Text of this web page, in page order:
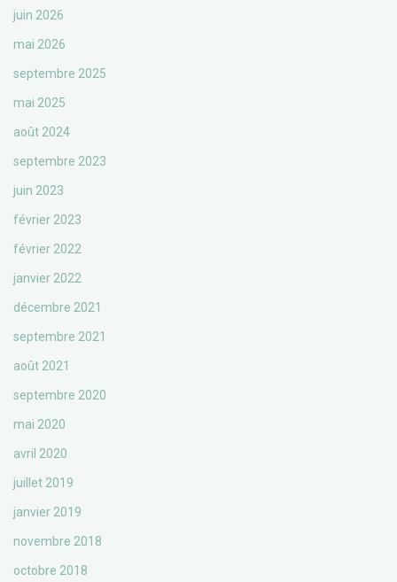
juin 2026
mai 2026
septembre 2025
mai 2025
août 2024
septembre 2023
juin 2023
février 2023
février 2022
janvier 2022
décembre 2021
septembre 2021
août 2021
septembre 2020
mai 2020
avril 2020
juillet 2019
janvier 2019
novembre 2018
octobre 2018